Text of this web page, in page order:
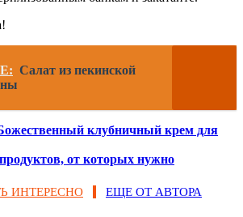
Салат из пекинской
клубничный крем для
от которых нужно
ИНТЕРЕСНО ЕЩЕ ОТ АВТОРА